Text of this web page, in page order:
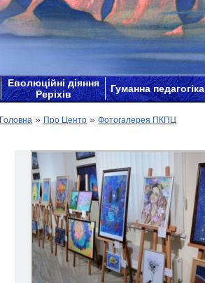
Еволюційні діяння
Реріхів
Гуманна педагогіка
Головна » Про Центр » Фотогалерея ПКПЦ